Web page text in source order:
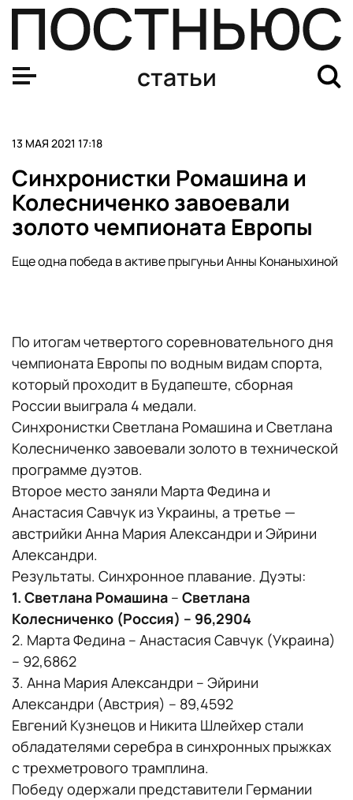
статьи
13 МАЯ 2021 17:18
Синхронистки Ромашина и
Колесниченко завоевали
золото чемпионата Европы
Еще одна победа в активе прыгуньи Анны Конаныхиной
По итогам четвертого соревновательного дня
чемпионата Европы по водным видам спорта,
который проходит в Будапеште, сборная
России выиграла 4 медали.
Синхронистки Светлана Ромашина и Светлана
Колесниченко завоевали золото в технической
программе дуэтов.
Второе место заняли Марта Федина и
Анастасия Савчук из Украины, а третье —
австрийки Анна Мария Александри и Эйрини
Александри.
Результаты. Синхронное плавание. Дуэты:
1. Светлана Ромашина – Светлана
Колесниченко (Россия) – 96,2904
2. Марта Федина – Анастасия Савчук (Украина)
– 92,6862
3. Анна Мария Александри – Эйрини
Александри (Австрия) – 89,4592
Евгений Кузнецов и Никита Шлейхер стали
обладателями серебра в синхронных прыжках
с трехметрового трамплина.
Победу одержали представители Германии
Андрей Рублев вышел в четвертьфинал турнира в Риме